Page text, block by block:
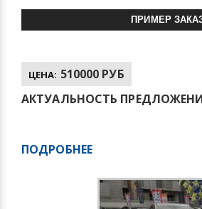
ПРИМЕР
ЦЕНА: 510000 РУБ
АКТУАЛЬНОСТЬ
ПОДРОБНЕЕ